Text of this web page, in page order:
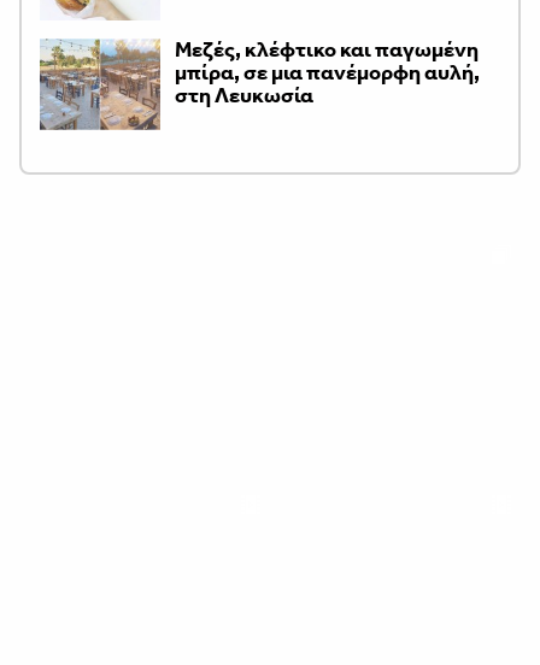
Μεζές, κλέφτικο και παγωμένη
μπίρα, σε μια πανέμορφη αυλή,
στη Λευκωσία